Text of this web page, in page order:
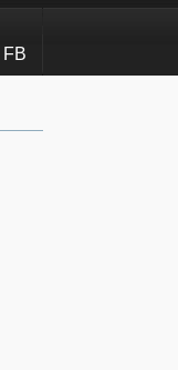
FB